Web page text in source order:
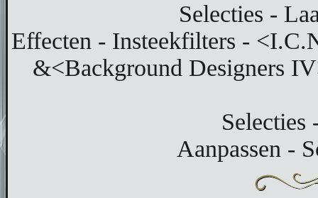
Selecties -
Effecten - Insteekfilters -
&<Background Designers
Selecties
Aanpassen -